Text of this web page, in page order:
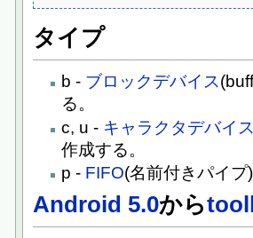
タイプ
b - ブロックデバイス
る。
c, u - キャラクタデバイ
作成する。
p - FIFO(名前付きパイ
Android 5.0から